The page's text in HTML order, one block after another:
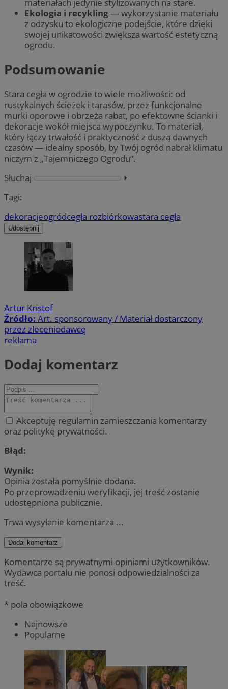
Ekologia i recykling— wykorzystanie materiału
z odzysku to ekologiczne podejście, które dzięki
swojej unikatowości zwiększa wartość estetyczną
ogrodu.
Podsumowanie
Stara cegła w ogrodzie to wiele możliwości: od
rustykalnych ścieżek i tarasów, przez funkcjonalne
murki oporowe i obrzeża rabat, po efektowne ścianki i
dekoracje wokół miejsca wypoczynku. To materiał,
który łączy trwałość i praktyczność z duszą dawnych
czasów — idealny sposób, by Twój ogród nabrał klimatu
niczym z „Tajemniczego Ogrodu”.
Słuchaj
⏵︎
Tagi:
dekoracjeogródcegła rozbiórkowastara cegła
Udostępnij
Artur Kristof
Źródło: Art. sponsorowany / Materiał dostarczony
przez zleceniodawcę
reklama
Dodaj komentarz
Akceptuję regulamin zamieszczania komentarzy
oraz politykę prywatności.
Błąd:
Wynik:
Opinia została pomyślnie dodana.
Po przeprowadzeniu weryfikacji, jej treść zostanie
udostępniona publicznie.
Trwa wysyłanie komentarza ...
Dodaj komentarz
Komentarze są prywatnymi opiniami użytkowników.
Wydawca portalu nie ponosi odpowiedzialności za
treść.
* pola obowiązkowe
Najnowsze
Popularne